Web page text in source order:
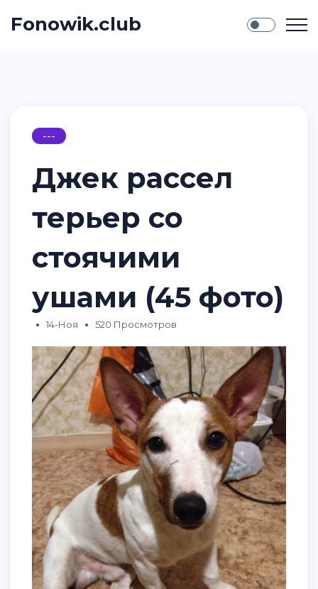
Fonowik.club
---
Джек рассел
терьер со
стоячими
ушами (45 фото)
14-Ноя 520 Просмотров